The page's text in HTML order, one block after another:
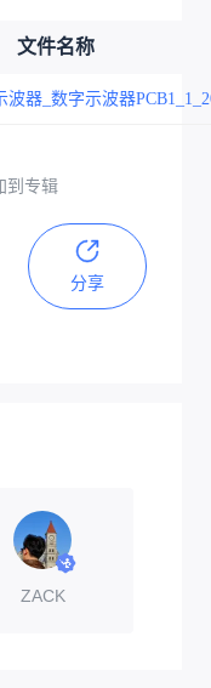
文件名称
器_数字示波器
到专辑
分享
ZACK